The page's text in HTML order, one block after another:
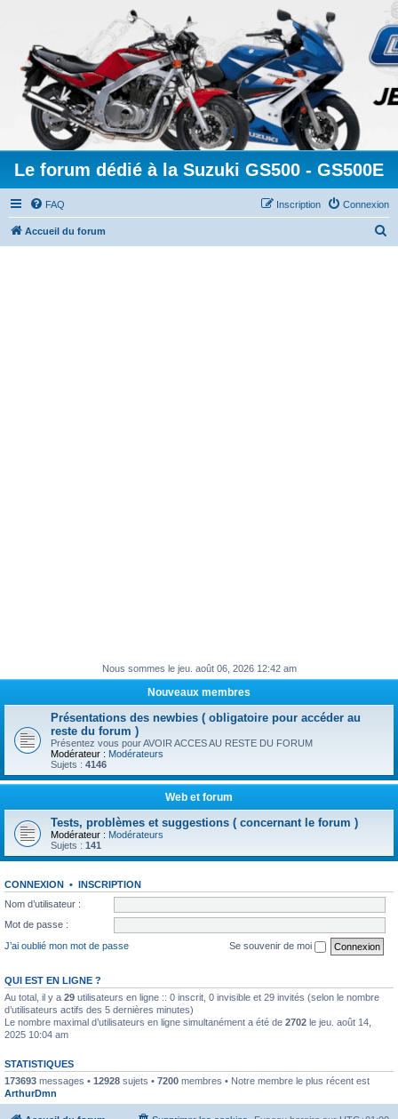
Le forum dédié à la Suzuki GS500 - GS500E
FAQ Connexion
Inscription
Accueil du forum
Nous sommes le jeu. août 06, 2026 12:42 am
Nouveaux membres
Présentations des newbies ( obligatoire pour accéder au
reste du forum )
Présentez vous pour AVOIR ACCES AU RESTE DU FORUM
Modérateur : Modérateurs
Sujets : 4146
Web et forum
Tests, problèmes et suggestions ( concernant le forum )
Modérateur : Modérateurs
Sujets : 141
CONNEXION • INSCRIPTION
Nom d’utilisateur :
Mot de passe :
J’ai oublié mon mot de passe
Se souvenir de moi
QUI EST EN LIGNE ?
Au total, il y a 29 utilisateurs en ligne :: 0 inscrit, 0 invisible et 29 invités (selon le nombre
d’utilisateurs actifs des 5 dernières minutes)
Le nombre maximal d’utilisateurs en ligne simultanément a été de 2702 le jeu. août 14,
2025 10:04 am
STATISTIQUES
173693 messages • 12928 sujets • 7200 membres • Notre membre le plus récent est
ArthurDmn